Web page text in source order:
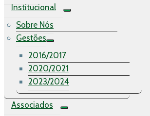
Institucional
Sobre Nós
Gestões
2016/2017
2020/2021
2023/2024
Associados